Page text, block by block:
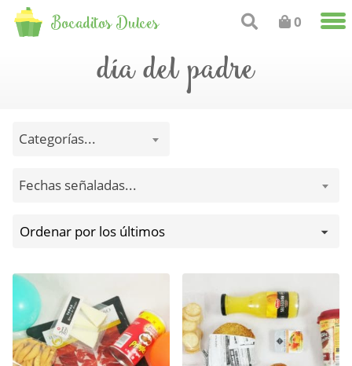
Bocaditos Dulces 0
día del padre
Categorías...
Fechas señaladas...